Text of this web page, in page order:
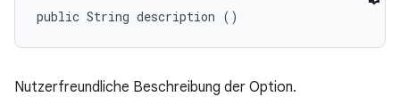
public String description ()
Nutzerfreundliche Beschreibung der Option.